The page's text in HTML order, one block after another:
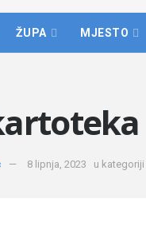
ŽUPA MJESTO
8 lipnja, 2023 u kategoriji